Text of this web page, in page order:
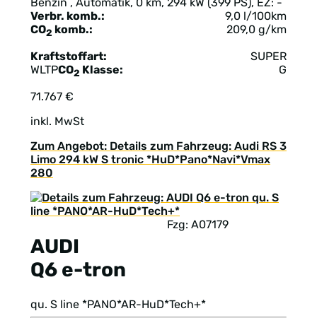
Verbr. komb.:
9,0 l/100km
CO2 komb.: 209,0 g/km
Kraftstoffart:
SUPER
WLTPCO2 Klasse: G
71.767 €
inkl. MwSt
Zum Angebot: Details zum Fahrzeug: Audi RS 3
Limo 294 kW S tronic *HuD*Pano*Navi*Vmax
280
AUDI
Q6 e-tron
Fzg: A07179
qu. S line *PANO*AR-HuD*Tech+*